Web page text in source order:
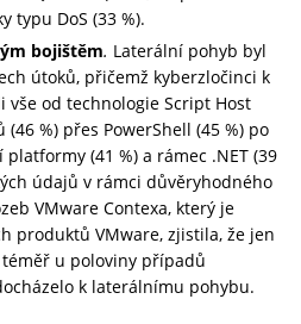
typu DoS (33 %).
bojištěm. Laterální pohyb byl
útoků, přičemž kyberzločinci k
vše od technologie Script Host
%) přes PowerShell (45 %) po
(41 %) a rámec .NET (39
údajů v rámci důvěryhodného
VMware Contexa, který je
produktů VMware, zjistila, že jen
u poloviny případů
k laterálnímu pohybu.